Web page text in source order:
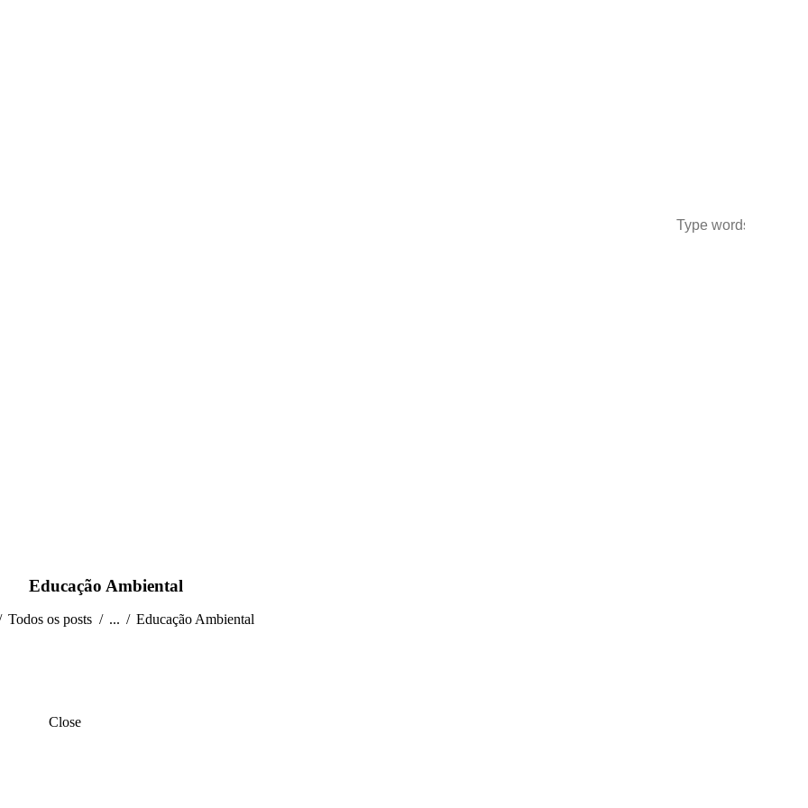
Educação Ambiental
Todos os posts ... Educação Ambiental
Close